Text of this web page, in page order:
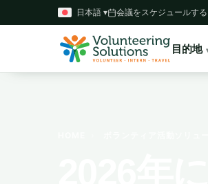
日本語 ▾ 会議をスケジュールする
目的地